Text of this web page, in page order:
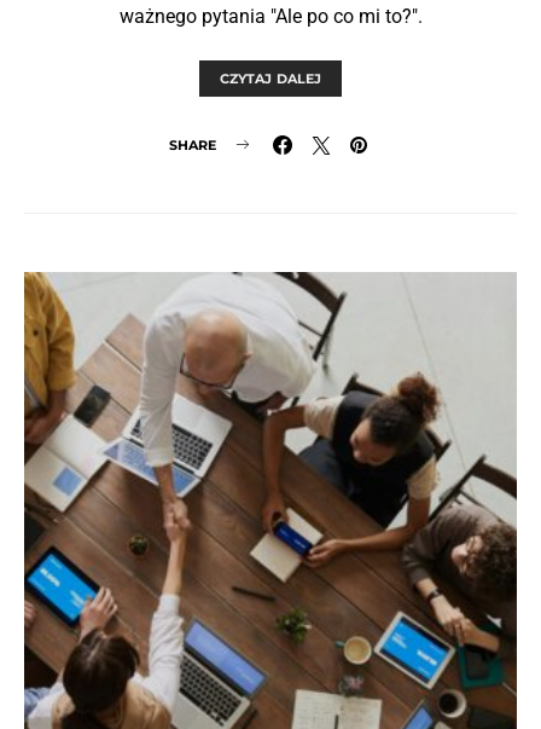
ważnego pytania "Ale po co mi to?".
CZYTAJ DALEJ
SHARE